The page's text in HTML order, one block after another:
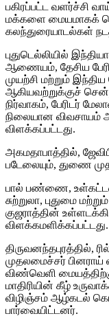
பகிரப்பட்ட வளர்ச்சி
மக்களை மையமாகக்
கலந்துரையாடல்கள்
புதுடெல்லியில்
ஆணையம், தேசிய
முயற்சி மற்றும்
ஆகியவற்றுக்குச் சென்ற
நிர்வாகம், பேரிடர்
நிலையான விவசாயம்
விளக்கப்பட்டது.
அகமதாபாத்தில்,
படேலையும், துணை
பால் பண்ணை,
சுற்றுலா, புதுமை
குஜராத்தின்
விளக்கமளிக்கப்பட்டது.
திருவனந்தபுரத்தில்,
முதலமைச்சர் பினராய்
விண்வெளி
மாதிரியின் கீழ்
விழிஞ்சம் ஆழ்கடல்
பார்வையிட்டனர்.